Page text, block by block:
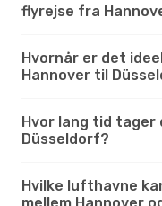
flyrejse fra
Hvornår er det
Hannover til
Hvor lang tid
Düsseldorf?
Hvilke lufthavne